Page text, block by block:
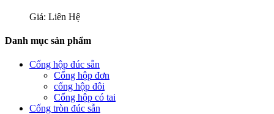
Giá: Liên Hệ
Danh mục sản phẩm
Cống hộp đúc sẵn
Cống hộp đơn
cống hộp đôi
Cống hộp có tai
Cống tròn đúc sẵn